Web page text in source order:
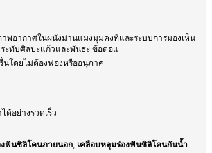
พอากาศในผนังม่านแมงมุมคงที่และระบบการมองเห็น
ะทับศิลปะแก้วและพันธะ ข้อต่อแ
นโดยไม่ต้องฟองหรืออนุภาค
ด้อย่างรวดเร็ว
ฟันซิลิโคนภายนอก, เคลือบหลุมร่องฟันซิลิโคนกันน้ำ